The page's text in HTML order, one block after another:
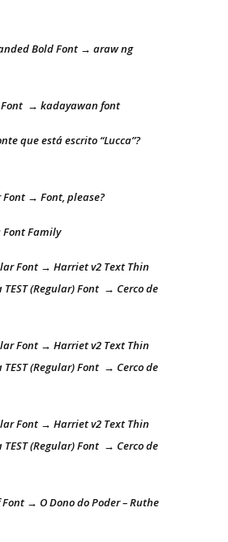
Bold Font → araw ng
Font → kadayawan font
que está escrito “Lucca”?
→ Font, please?
Font Family
Font → Harriet v2 Text Thin
(Regular) Font → Cerco de
Font → Harriet v2 Text Thin
(Regular) Font → Cerco de
Font → Harriet v2 Text Thin
(Regular) Font → Cerco de
Font → O Dono do Poder – Ruthe